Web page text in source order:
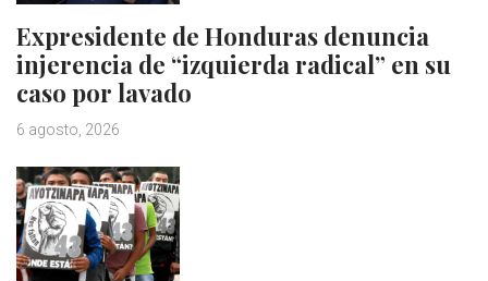
Expresidente de Honduras denuncia
injerencia de “izquierda radical” en su
caso por lavado
6 agosto, 2026